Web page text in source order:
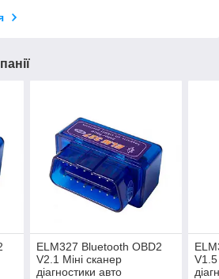
ELM327 Bluetooth OBD2
V2.1 Міні сканер
діагностики авто